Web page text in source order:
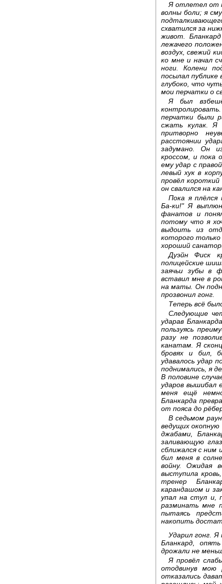
Я отлетел от
волны боли; я
схватился за
живот.
лежачего
воздух, свежий
ко мне и начал
ноги. Колени
посылал
глубоко, что
мои перчатки о
Я был
перчатки были
сжать кулак. Я
притворно
расстоянии
задумано. Он
кроссом, и пока
ему удар с
левый хук в
провёл
он свалился на
Пока я плёлся
Ба-ки!" Я
фанатов и
потому что я
выдоить из
которого
хороший
Дуэйн Фиск
полицейские
заячьи зубы в
вставил мне в
на маты. Он
прозвонил гонг.
Теперь всё
Следующие
ударав
пользуясь
разу не
канатам. Я
бровях и бил,
удавалось удар
поднимались, я
В половине
ударов вышибал
меня ещё
Бланкарда
от пояса до
В седьмом
ведущих
джабами,
заливающую
сближался с ним
бил меня в
войну. Ожидая
выступила
тренер
карандашом и
упал на стул и,
разминать мне
пытаясь
накопить
Ударил гонг. Я
Бланкард,
дрожали не
Я провёл
отодвинув мою
отказались